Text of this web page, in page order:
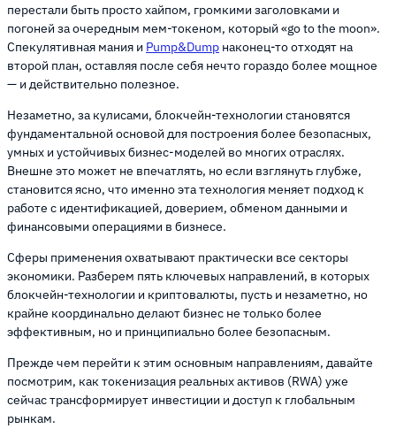
перестали быть просто хайпом, громкими заголовками и
погоней за очередным мем-токеном, который «go to the moon».
Спекулятивная мания и Pump&Dump наконец-то отходят на
второй план, оставляя после себя нечто гораздо более мощное
— и действительно полезное.
Незаметно, за кулисами, блокчейн-технологии становятся
фундаментальной основой для построения более безопасных,
умных и устойчивых бизнес-моделей во многих отраслях.
Внешне это может не впечатлять, но если взглянуть глубже,
становится ясно, что именно эта технология меняет подход к
работе с идентификацией, доверием, обменом данными и
финансовыми операциями в бизнесе.
Сферы применения охватывают практически все секторы
экономики. Разберем пять ключевых направлений, в которых
блокчейн-технологии и криптовалюты, пусть и незаметно, но
крайне координально делают бизнес не только более
эффективным, но и принципиально более безопасным.
Прежде чем перейти к этим основным направлениям, давайте
посмотрим, как токенизация реальных активов (RWA) уже
сейчас трансформирует инвестиции и доступ к глобальным
рынкам.